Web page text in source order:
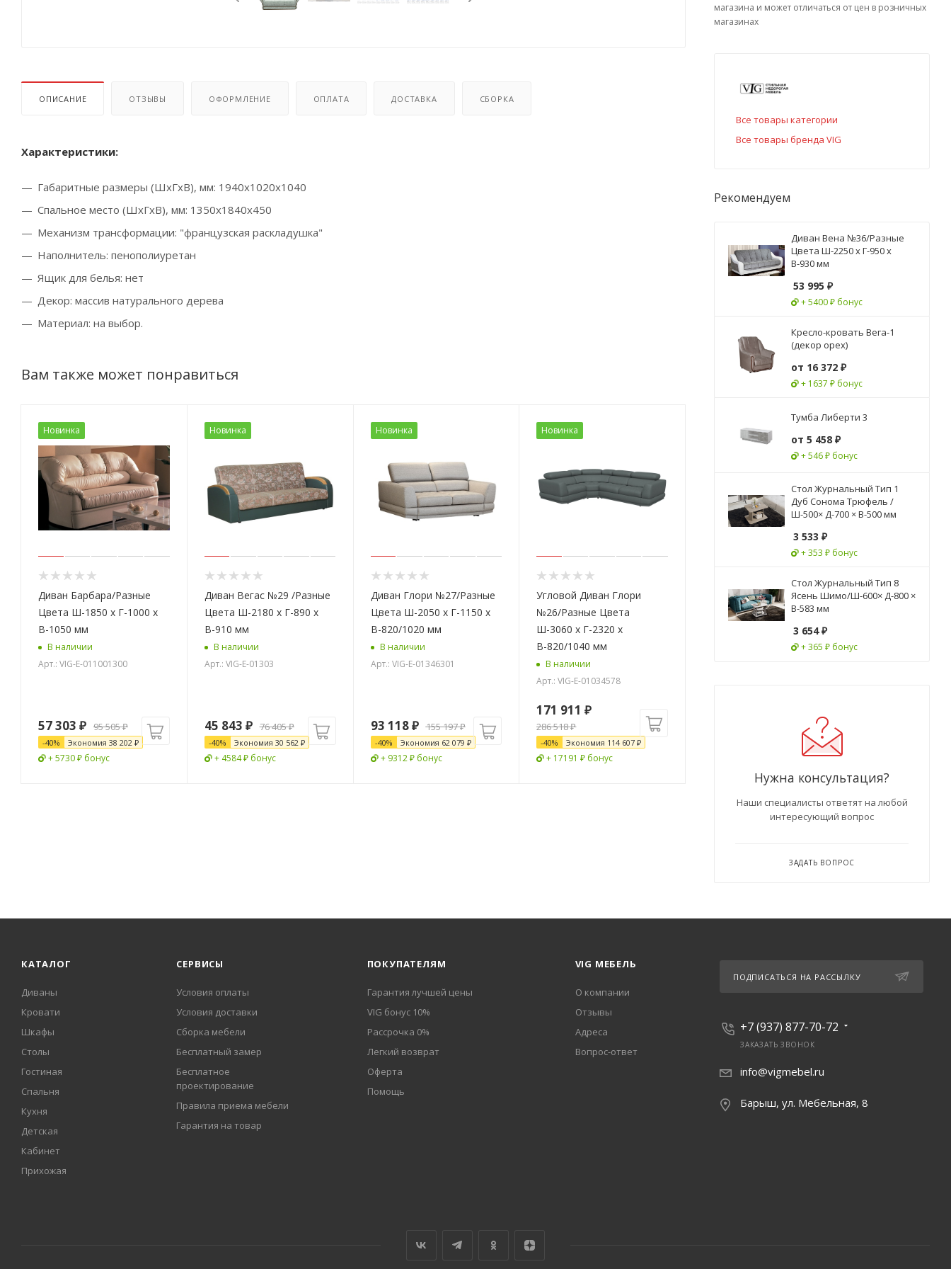
ОПИСАНИЕ ОТЗЫВЫ ОФОРМЛЕНИЕ ОПЛАТА ДОСТАВКА СБОРКА
Характеристики:
Габаритные размеры (ШхГхВ), мм: 1940х1020х1040
Спальное место (ШхГхВ), мм: 1350х1840х450
Механизм трансформации: "французская раскладушка"
Наполнитель: пенополиуретан
Ящик для белья: нет
Декор: массив натурального дерева
Материал: на выбор.
Вам также может понравиться
Новинка
Диван Барбара/Разные
Цвета Ш-1850 х Г-1000 х
В-1050 мм
В наличии
Арт.: VIG-E-011001300
57 303 ₽ 95 505₽
-40% Экономия 38 202 ₽
+ 5730 ₽ бонус
Новинка
Диван Вегас №29 /Разные
Цвета Ш-2180 х Г-890 х
В-910 мм
В наличии
Арт.: VIG-E-01303
45 843 ₽ 76 405₽
-40% Экономия 30 562 ₽
+ 4584 ₽ бонус
Новинка
Диван Глори №27/Разные
Цвета Ш-2050 х Г-1150 х
В-820/1020 мм
В наличии
Арт.: VIG-E-01346301
93 118₽ 155 197₽
-40% Экономия 62 079 ₽
+ 9312 ₽ бонус
Новинка
Угловой Диван Глори
№26/Разные Цвета
Ш-3060 х Г-2320 х
В-820/1040 мм
В наличии
Арт.: VIG-E-01034578
171 911 ₽
286 518₽
-40% Экономия 114 607 ₽
+ 17191 ₽ бонус
магазина и может отличаться от цен в розничных
магазинах
Все товары категории
Все товары бренда VIG
Рекомендуем
Диван Вена №36/Разные
Цвета Ш-2250 х Г-950 х
В-930 мм
53 995 ₽
+ 5400 ₽ бонус
Кресло-кровать Вега-1
(декор орех)
от 16 372 ₽
+ 1637 ₽ бонус
Тумба Либерти 3
от 5 458 ₽
+ 546 ₽ бонус
Стол Журнальный Тип 1
Дуб Сонома Трюфель /
Ш-500× Д-700 × В-500 мм
3 533 ₽
+ 353 ₽ бонус
Стол Журнальный Тип 8
Ясень Шимо/Ш-600× Д-800 ×
В-583 мм
3 654₽
+ 365 ₽ бонус
Нужна консультация?
Наши специалисты ответят на любой
интересующий вопрос
ЗАДАТЬ ВОПРОС
КАТАЛОГ
Диваны
Кровати
Шкафы
Столы
Гостиная
Спальня
Кухня
Детская
Кабинет
Прихожая
СЕРВИСЫ
Условия оплаты
Условия доставки
Сборка мебели
Бесплатный замер
Бесплатное
проектирование
Правила приема мебели
Гарантия на товар
ПОКУПАТЕЛЯМ
Гарантия лучшей цены
VIG бонус 10%
Рассрочка 0%
Легкий возврат
Оферта
Помощь
VIG МЕБЕЛЬ
О компании
Отзывы
Адреса
Вопрос-ответ
ПОДПИСАТЬСЯ НА РАССЫЛКУ
+7 (937) 877-70-72
ЗАКАЗАТЬ ЗВОНОК
info@vigmebel.ru
Барыш, ул. Мебельная, 8